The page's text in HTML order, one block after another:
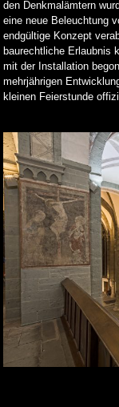
den Denkmalämtern
eine neue Beleuchtung
endgültige Konzept
baurechtliche Erlaubnis
mit der Installation
mehrjährigen
kleinen Feierstunde